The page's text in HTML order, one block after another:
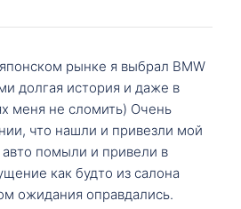
рынке я выбрал BMW
долгая история и даже в
меня не сломить) Очень
что нашли и привезли мой
авто помыли и привели в
как будто из салона
ожидания оправдались.